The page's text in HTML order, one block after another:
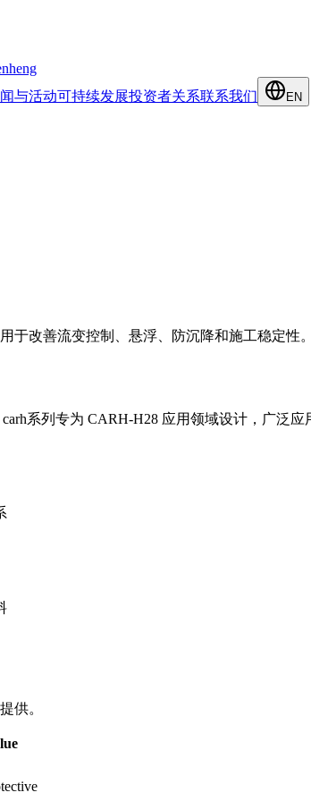
与活动可持续发展投资者关系联系我们 EN
于改善流变控制、悬浮、防沉降和施工稳定性。
carh系列 专为 CARH-H28 应用领域设计，广泛应
供。